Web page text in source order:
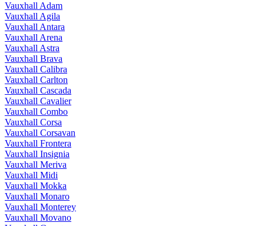
Vauxhall Adam
Vauxhall Agila
Vauxhall Antara
Vauxhall Arena
Vauxhall Astra
Vauxhall Brava
Vauxhall Calibra
Vauxhall Carlton
Vauxhall Cascada
Vauxhall Cavalier
Vauxhall Combo
Vauxhall Corsa
Vauxhall Corsavan
Vauxhall Frontera
Vauxhall Insignia
Vauxhall Meriva
Vauxhall Midi
Vauxhall Mokka
Vauxhall Monaro
Vauxhall Monterey
Vauxhall Movano